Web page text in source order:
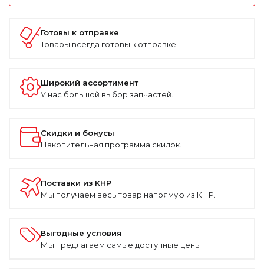
Готовы к отправке
Товары всегда готовы к отправке.
Широкий ассортимент
У нас большой выбор запчастей.
Скидки и бонусы
Накопительная программа скидок.
Поставки из КНР
Мы получаем весь товар напрямую из КНР.
Выгодные условия
Мы предлагаем самые доступные цены.